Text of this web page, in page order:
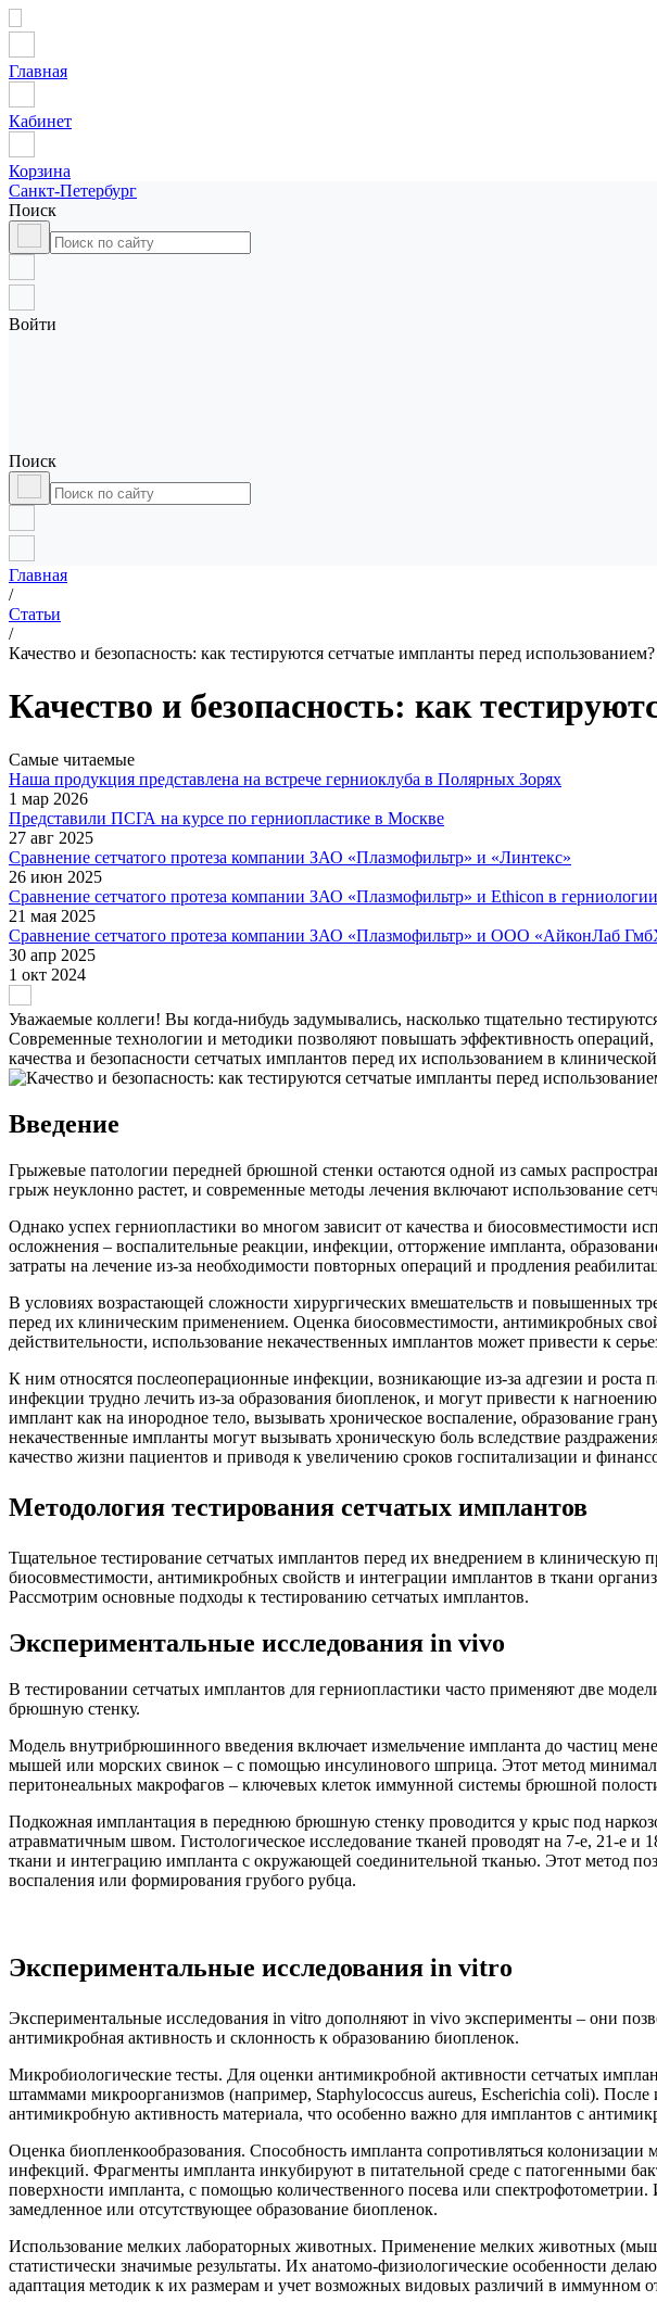
Главная
Кабинет
Корзина
Санкт-Петербург
Поиск
Войти
Поиск
Главная
/
Статьи
/
Качество и безопасность: как тестируются сетчатые импланты перед использованием?
Качество и безопасность: как
Самые читаемые
Наша продукция представлена на встрече герниоклуба в Полярных Зорях
1 мар 2026
Представили ПСГА на курсе по герниопластике в Москве
27 авг 2025
Сравнение сетчатого протеза компании ЗАО «Плазмофильтр» и «Линтекс»
26 июн 2025
Сравнение сетчатого протеза компании ЗАО «Плазмофильтр» и Ethicon в герниологии
21 мая 2025
Сравнение сетчатого протеза компании ЗАО «Плазмофильтр» и ООО «АйконЛаб
30 апр 2025
1 окт 2024
Уважаемые коллеги! Вы когда-нибудь задумывались, насколько тщательно
Современные технологии и методики позволяют повышать эффективность
качества и безопасности сетчатых имплантов перед их использованием в
Введение
Грыжевые патологии передней брюшной стенки остаются одной из самых
грыж неуклонно растет, и современные методы лечения включают использование
Однако успех герниопластики во многом зависит от качества и биосовместимости
осложнения – воспалительные реакции, инфекции, отторжение импланта,
затраты на лечение из-за необходимости повторных операций и продления
В условиях возрастающей сложности хирургических вмешательств и повышенных
перед их клиническим применением. Оценка биосовместимости, антимикробных
действительности, использование некачественных имплантов может привести к
К ним относятся послеоперационные инфекции, возникающие из-за адгезии и
инфекции трудно лечить из-за образования биопленок, и могут привести к
имплант как на инородное тело, вызывать хроническое воспаление, образование
некачественные импланты могут вызывать хроническую боль вследствие
качество жизни пациентов и приводя к увеличению сроков госпитализации и
Методология тестирования сетчатых имплантов
Тщательное тестирование сетчатых имплантов перед их внедрением в клиническую
биосовместимости, антимикробных свойств и интеграции имплантов в ткани
Рассмотрим основные подходы к тестированию сетчатых имплантов.
Экспериментальные исследования in vivo
В тестировании сетчатых имплантов для герниопластики часто применяют две
брюшную стенку.
Модель внутрибрюшинного введения включает измельчение импланта до частиц
мышей или морских свинок – с помощью инсулинового шприца. Этот метод
перитонеальных макрофагов – ключевых клеток иммунной системы брюшной
Подкожная имплантация в переднюю брюшную стенку проводится у крыс под
атравматичным швом. Гистологическое исследование тканей проводят на 7-е, 21-е и
ткани и интеграцию импланта с окружающей соединительной тканью. Этот метод
воспаления или формирования грубого рубца.
Экспериментальные исследования in vitro
Экспериментальные исследования in vitro дополняют in vivo эксперименты – они
антимикробная активность и склонность к образованию биопленок.
Микробиологические тесты. Для оценки антимикробной активности сетчатых
штаммами микроорганизмов (например, Staphylococcus aureus, Escherichia coli).
антимикробную активность материала, что особенно важно для имплантов с
Оценка биопленкообразования. Способность импланта сопротивляться
инфекций. Фрагменты импланта инкубируют в питательной среде с патогенными
поверхности импланта, с помощью количественного посева или
замедленное или отсутствующее образование биопленок.
Использование мелких лабораторных животных. Применение мелких животных
статистически значимые результаты. Их анатомо-физиологические особенности
адаптация методик к их размерам и учет возможных видовых различий в иммунном